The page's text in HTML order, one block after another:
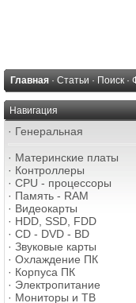
Главная · Статьи · Поиск ·
Навигация
· Генеральная
· Материнские платы
· Контроллеры
· CPU - процессоры
· Память - RAM
· Видеокарты
· HDD, SSD, FDD
· CD - DVD - BD
· Звуковые карты
· Охлаждение ПК
· Корпуса ПК
· Электропитание
· Мониторы и ТВ